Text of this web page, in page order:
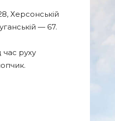
Херсонській
— 67.
руху